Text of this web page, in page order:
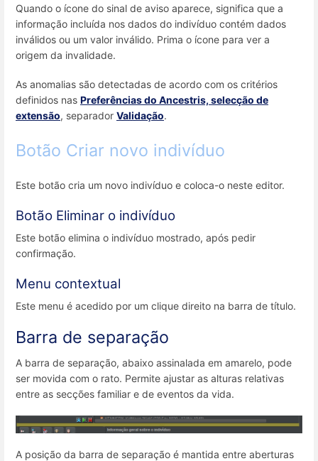
Quando o ícone do sinal de aviso aparece, significa que a
informação incluída nos dados do indivíduo contém dados
inválidos ou um valor inválido. Prima o ícone para ver a
origem da invalidade.
As anomalias são detectadas de acordo com os critérios
definidos nas Preferências do Ancestris, selecção de
extensão, separador Validação.
Botão Criar novo indivíduo
Este botão cria um novo indivíduo e coloca-o neste editor.
Botão Eliminar o indivíduo
Este botão elimina o indivíduo mostrado, após pedir
confirmação.
Menu contextual
Este menu é acedido por um clique direito na barra de título.
Barra de separação
A barra de separação, abaixo assinalada em amarelo, pode
ser movida com o rato. Permite ajustar as alturas relativas
entre as secções familiar e de eventos da vida.
A posição da barra de separação é mantida entre aberturas